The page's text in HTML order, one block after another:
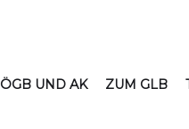
ÖGB UND AK ZUM GLB